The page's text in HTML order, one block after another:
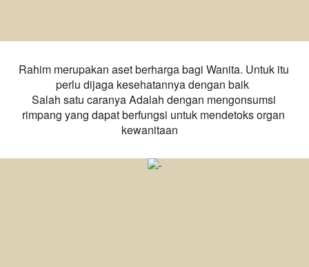
Rahim merupakan aset berharga bagi Wanita. Untuk itu
perlu dijaga kesehatannya dengan baik
Salah satu caranya Adalah dengan mengonsumsi
rimpang yang dapat berfungsi untuk mendetoks organ
kewanitaan